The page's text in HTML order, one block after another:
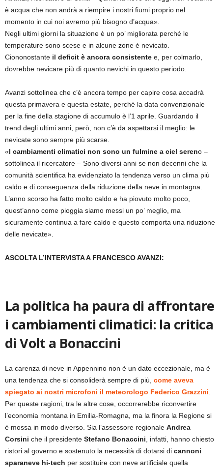
è acqua che non andrà a riempire i nostri fiumi proprio nel
momento in cui noi avremo più bisogno d’acqua».
Negli ultimi giorni la situazione è un po’ migliorata perché le
temperature sono scese e in alcune zone è nevicato.
Ciononostante il deficit è ancora consistente e, per colmarlo,
dovrebbe nevicare più di quanto nevichi in questo periodo.
Avanzi sottolinea che c’è ancora tempo per capire cosa accadrà
questa primavera e questa estate, perché la data convenzionale
per la fine della stagione di accumulo è l’1 aprile. Guardando il
trend degli ultimi anni, però, non c’è da aspettarsi il meglio: le
nevicate sono sempre più scarse.
«I cambiamenti climatici non sono un fulmine a ciel sereno –
sottolinea il ricercatore – Sono diversi anni se non decenni che la
comunità scientifica ha evidenziato la tendenza verso un clima più
caldo e di conseguenza della riduzione della neve in montagna.
L’anno scorso ha fatto molto caldo e ha piovuto molto poco,
quest’anno come pioggia siamo messi un po’ meglio, ma
sicuramente continua a fare caldo e questo comporta una riduzione
delle nevicate».
ASCOLTA L’INTERVISTA A FRANCESCO AVANZI:
La politica ha paura di affrontare
i cambiamenti climatici: la critica
di Volt a Bonaccini
La carenza di neve in Appennino non è un dato eccezionale, ma è
una tendenza che si consoliderà sempre di più, come aveva
spiegato ai nostri microfoni il meteorologo Federico Grazzini.
Per queste ragioni, tra le altre cose, occorrerebbe riconvertire
l’economia montana in Emilia-Romagna, ma la finora la Regione si
è mossa in modo diverso. Sia l’assessore regionale Andrea
Corsini che il presidente Stefano Bonaccini, infatti, hanno chiesto
ristori al governo e sostenuto la necessità di dotarsi di cannoni
sparaneve hi-tech per sostituire con neve artificiale quella